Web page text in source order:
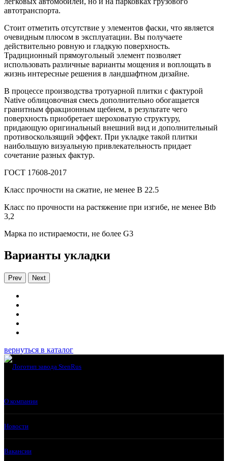
автотранспорта.
Стоит отметить отсутствие у элементов фаски, что является
очевидным плюсом в эксплуатации. Вы получаете
действительно ровную и гладкую поверхность.
Традиционный прямоугольный элемент позволяет
использовать различные варианты мощения и воплощать в
жизнь интересные решения в ландшафтном дизайне.
В процессе производства тротуарной плитки с фактурой
Native облицовочная смесь дополнительно обогащается
гранитным фракционным щебнем, в результате чего
поверхность приобретает шероховатую структуру,
придающую оригинальный внешний вид и дополнительный
противоскользящий эффект. При укладке такой плитки
наибольшую визуальную привлекательность придает
сочетание разных фактур.
ГОСТ 17608-2017
Класс прочности на сжатие, не менее В 22.5
Класс по прочности на растяжение при изгибе, не менее Вtb
3,2
Марка по истираемости, не более G3
Варианты укладки
Prev Next
вернуться в каталог
О компании
Новости
Вакансии